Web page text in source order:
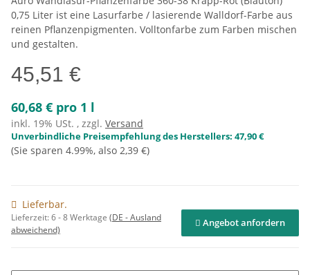
0,75 Liter ist eine Lasurfarbe / lasierende Walldorf-Farbe aus
reinen Pflanzenpigmenten. Volltonfarbe zum Farben mischen
und gestalten.
45,51 €
60,68 € pro 1 l
inkl. 19% USt. , zzgl. Versand
Unverbindliche Preisempfehlung des Herstellers: 47,90 €
(Sie sparen 4.99%, also 2,39 €)
Lieferbar.
Lieferzeit:6 - 8 Werktage (DE - Ausland
abweichend)
Angebot anfordern